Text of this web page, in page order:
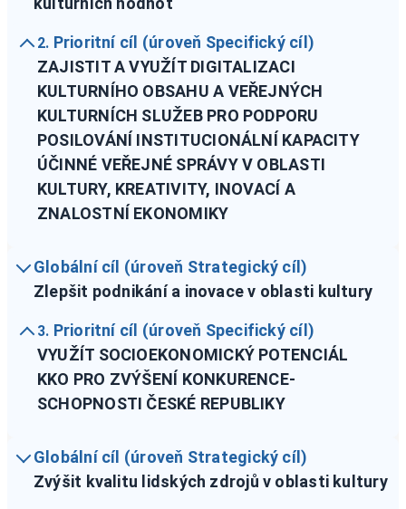
2. Prioritní cíl (úroveň Specifický cíl)
ZAJISTIT A VYUŽÍT DIGITALIZACI
KULTURNÍHO OBSAHU A VEŘEJNÝCH
KULTURNÍCH SLUŽEB PRO PODPORU
POSILOVÁNÍ INSTITUCIONÁLNÍ KAPACITY
ÚČINNÉ VEŘEJNÉ SPRÁVY V OBLASTI
KULTURY, KREATIVITY, INOVACÍ A
ZNALOSTNÍ EKONOMIKY
Globální cíl (úroveň Strategický cíl)
Zlepšit podnikání a inovace v oblasti kultury
3. Prioritní cíl (úroveň Specifický cíl)
VYUŽÍT SOCIOEKONOMICKÝ POTENCIÁL
KKO PRO ZVÝŠENÍ KONKURENCE-
SCHOPNOSTI ČESKÉ REPUBLIKY
Globální cíl (úroveň Strategický cíl)
Zvýšit kvalitu lidských zdrojů v oblasti kultury